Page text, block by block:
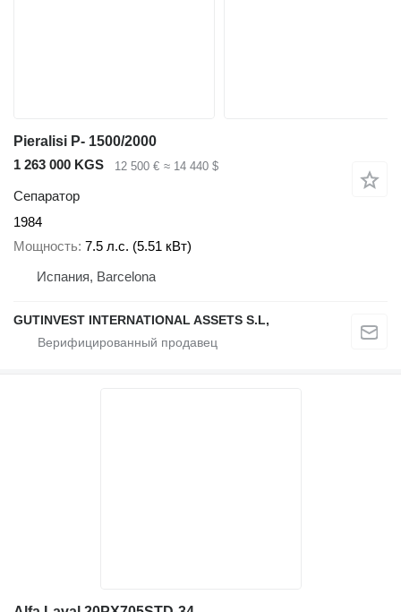
Pieralisi P- 1500/2000
1 263 000 KGS
12 500 € ≈ 14 440 $
Сепаратор
1984
Мощность 7.5 л.с. (5.51 кВт)
Испания, Barcelona
GUTINVEST INTERNATIONAL ASSETS S.L,